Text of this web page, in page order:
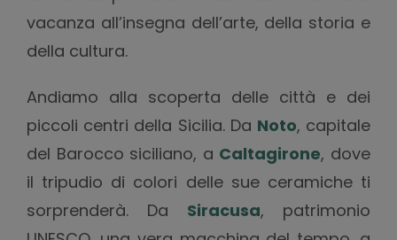
vacanza all’insegna dell’arte, della storia e
della cultura.
Andiamo alla scoperta delle città e dei
piccoli centri della Sicilia. Da Noto, capitale
del Barocco siciliano, a Caltagirone, dove
il tripudio di colori delle sue ceramiche ti
sorprenderà. Da Siracusa, patrimonio